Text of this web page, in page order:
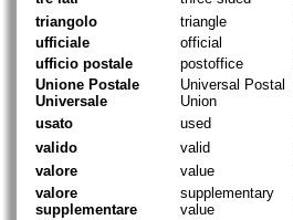
triangolo
triangle
ufficiale
official
ufficio postale
postoffice
Unione Postale
Universale
Universal Postal
Union
usato
used
valido
valid
valore
value
valore
supplementare
supplementary
value